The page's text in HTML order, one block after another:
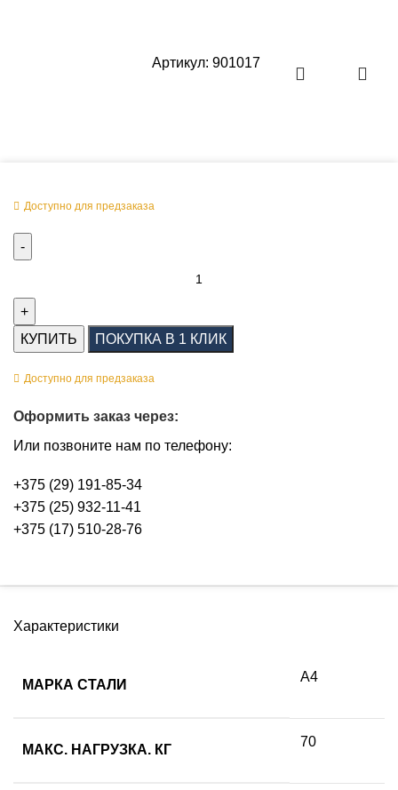
Артикул: 901017
Доступно для предзаказа
КУПИТЬ ПОКУПКА В 1 КЛИК
Доступно для предзаказа
Оформить заказ через:
Или позвоните нам по телефону:
+375 (29) 191-85-34
+375 (25) 932-11-41
+375 (17) 510-28-76
Характеристики
МАРКА СТАЛИ
А4
МАКС. НАГРУЗКА. КГ
70